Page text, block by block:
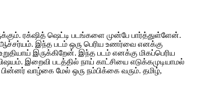
ரக்‌ஷித் ஷெட்டி படங்களை முன்பே பார்த்துள்ளேன்.
ஆச்சர்யம். இந்த படம் ஒரு பெரிய உணர்வை எனக்கு
இருக்கிறேன். இந்த படம் எனக்கு மிகப்பெரிய
இறைவி படத்தில் நாய் காட்சியை எடுக்கமுடியாமல்
வாழ்கை மேல் ஒரு நம்பிக்கை வரும். தமிழ்,